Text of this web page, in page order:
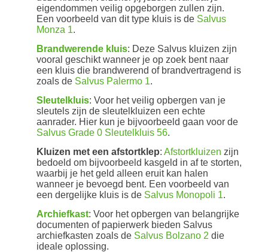
eigendommen veilig opgeborgen zullen zijn.
Een voorbeeld van dit type kluis is de Salvus
Monza 1.
Brandwerende kluis: Deze Salvus kluizen zijn
vooral geschikt wanneer je op zoek bent naar
een kluis die brandwerend of brandvertragend is
zoals de Salvus Palermo 1.
Sleutelkluis: Voor het veilig opbergen van je
sleutels zijn de sleutelkluizen een echte
aanrader. Hier kun je bijvoorbeeld gaan voor de
Salvus Grade 0 Sleutelkluis 56.
Kluizen met een afstortklep: Afstortkluizen zijn
bedoeld om bijvoorbeeld kasgeld in af te storten,
waarbij je het geld alleen eruit kan halen
wanneer je bevoegd bent. Een voorbeeld van
een dergelijke kluis is de Salvus Monopoli 1.
Archiefkast: Voor het opbergen van belangrijke
documenten of papierwerk bieden Salvus
archiefkasten zoals de Salvus Bolzano 2 die
ideale oplossing.